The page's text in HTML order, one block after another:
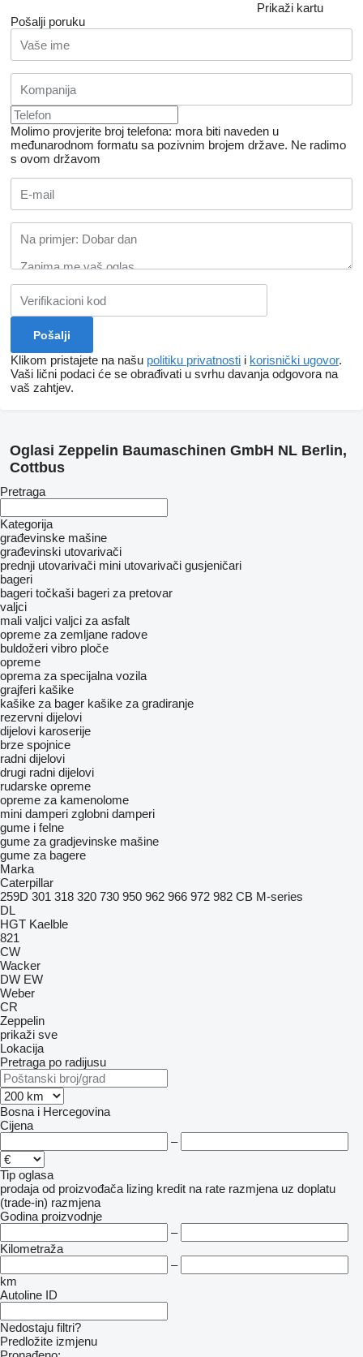
Prikaži kartu
Pošalji poruku
Molimo provjerite broj telefona: mora biti naveden u
međunarodnom formatu sa pozivnim brojem države. Ne radimo
s ovom državom
Klikom pristajete na našu politiku privatnosti i korisnički ugovor.
Vaši lični podaci će se obrađivati ​​u svrhu davanja odgovora na
vaš zahtjev.
Oglasi Zeppelin Baumaschinen GmbH NL Berlin,
Cottbus
Pretraga
Kategorija
građevinske mašine
građevinski utovarivači
prednji utovarivači mini utovarivači gusjeničari
bageri
bageri točkaši bageri za pretovar
valjci
mali valjci valjci za asfalt
opreme za zemljane radove
buldožeri vibro ploče
opreme
oprema za specijalna vozila
grajferi kašike
kašike za bager kašike za gradiranje
rezervni dijelovi
dijelovi karoserije
brze spojnice
radni dijelovi
drugi radni dijelovi
rudarske opreme
opreme za kamenolome
mini damperi zglobni damperi
gume i felne
gume za gradjevinske mašine
gume za bagere
Marka
Caterpillar
259D 301 318 320 730 950 962 966 972 982 CB M-series
DL
HGT Kaelble
821
CW
Wacker
DW EW
Weber
CR
Zeppelin
prikaži sve
Lokacija
Pretraga po radijusu
Bosna i Hercegovina
Cijena
–
Tip oglasa
prodaja od proizvođača lizing kredit na rate razmjena uz doplatu
(trade-in) razmjena
Godina proizvodnje
–
Kilometraža
–
km
Autoline ID
Nedostaju filtri?
Predložite izmjenu